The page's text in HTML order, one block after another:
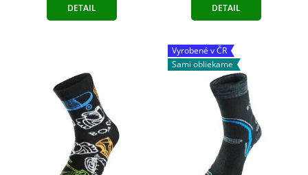
DETAIL DETAIL
Vyrobené v ČR
Sami obliekame